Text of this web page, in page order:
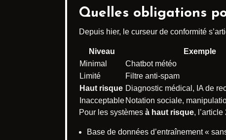
Quelles obligations
Depuis hier, le curseur de conformité
Niveau Exemple
Minimal
Chatbot météo
Limité
Filtre anti-spam
Haut risque Diagnostic médical, IA de
Inacceptable Notation sociale,
Pour les systèmes à haut risque,
Base de données d’entraînement «